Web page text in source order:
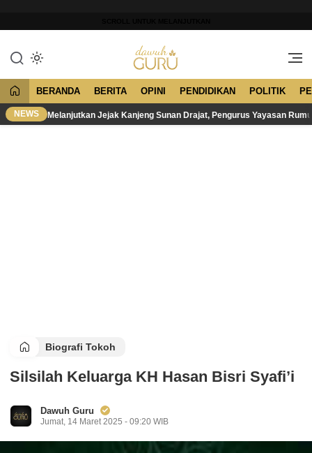
konten
Dawuh Guru
Merawat Tradisi, Membangun
BERANDA BERITA OPINI PENDIDIKAN POLITIK
NEWS Melanjutkan Jejak Kanjeng Sunan Drajat, Pengurus Yayasan
Biografi Tokoh
Silsilah Keluarga KH Hasan Bisri Syafi’i
Dawuh Guru
Jumat, 14 Maret 2025 - 09:20 WIB